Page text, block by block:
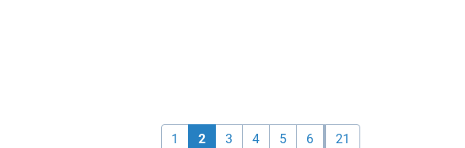
1 2 3 4 5 6 21